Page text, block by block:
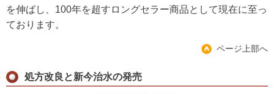
を伸ばし、100年を超すロングセラー商品として現在に至っ
ております。
ページ上部へ
処方改良と新今治水の発売